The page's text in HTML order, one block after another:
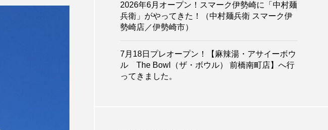
2026年6月オープン！スマーク伊勢崎に「中村麺
兵衛」がやってきた！（中村麺兵衛 スマーク伊
勢崎店／伊勢崎市）
7月18日プレオープン！【麻辣湯・アサイーボウ
ル The Bowl（ザ・ボウル） 前橋南町店】へ行
ってきました。